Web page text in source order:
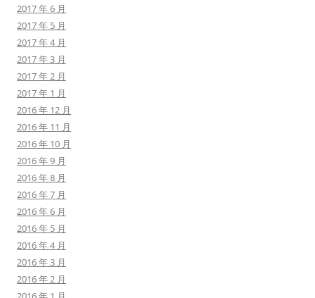
2017 年 6 月
2017 年 5 月
2017 年 4 月
2017 年 3 月
2017 年 2 月
2017 年 1 月
2016 年 12 月
2016 年 11 月
2016 年 10 月
2016 年 9 月
2016 年 8 月
2016 年 7 月
2016 年 6 月
2016 年 5 月
2016 年 4 月
2016 年 3 月
2016 年 2 月